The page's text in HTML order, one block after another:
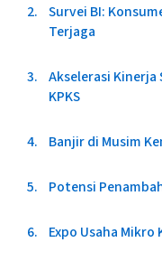
Survei BI:
Terjaga
Akselerasi
KPKS
Banjir di Musim
Potensi
Expo Usaha Mikro